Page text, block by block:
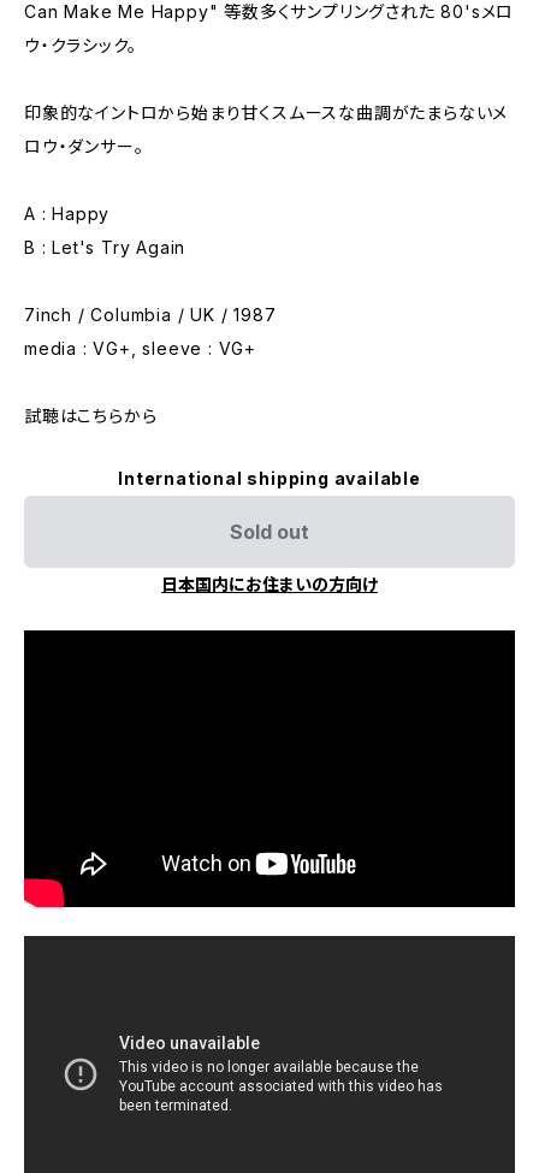
Can Make Me Happy" 等数多くサンプリングされた 80'sメロ
ウ・クラシック。
印象的なイントロから始まり甘くスムースな曲調がたまらないメ
ロウ・ダンサー。
A : Happy
B : Let's Try Again
7inch / Columbia / UK / 1987
media : VG+, sleeve : VG+
試聴はこちらから
International shipping available
Sold out
日本国内にお住まいの方向け